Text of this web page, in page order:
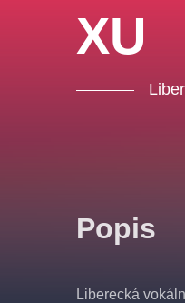
XU
Popis
Liberecká